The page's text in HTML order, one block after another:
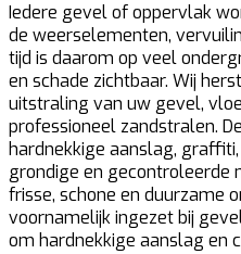
Iedere gevel of oppervlak
de weerselementen,
tijd is daarom op veel
en schade zichtbaar. Wij
uitstraling van uw gevel,
professioneel zandstralen.
hardnekkige aanslag,
grondige en gecontroleerde
frisse, schone en duurzame
voornamelijk ingezet bij
om hardnekkige aanslag en